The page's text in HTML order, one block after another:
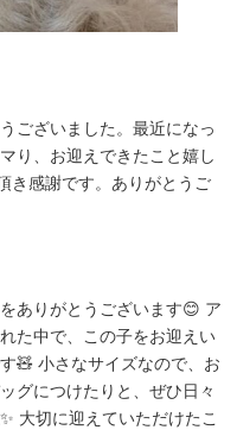
ございました。最近になっ
り、お迎えできたこと嬉し
き感謝です。ありがとうご
ありがとうございます😊 ア
た中で、この子をお迎えい
🧸 小さなサイズなので、お
グにつけたりと、ぜひ日々
大切に迎えていただけたこ